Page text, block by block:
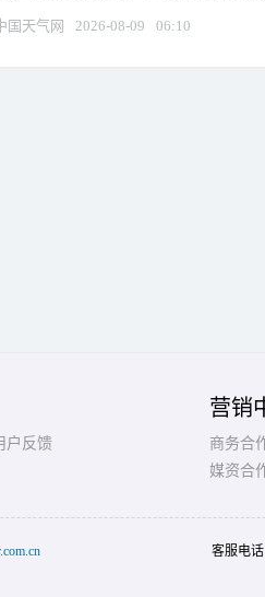
国天气网 2026-08-09 06:10
户反馈
营销
商务合
媒资合
客服电